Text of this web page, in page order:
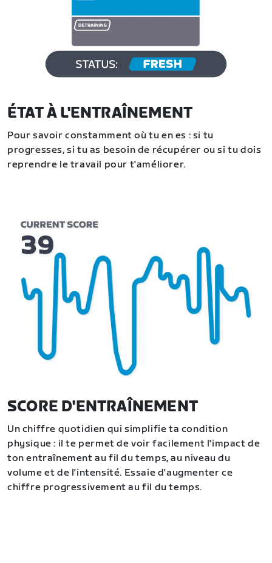
ÉTAT À L'ENTRAÎNEMENT
Pour savoir constamment où tu en es : si tu
progresses, si tu as besoin de récupérer ou si tu dois
reprendre le travail pour t'améliorer.
SCORE D'ENTRAÎNEMENT
Un chiffre quotidien qui simplifie ta condition
physique : il te permet de voir facilement l'impact de
ton entraînement au fil du temps, au niveau du
volume et de l'intensité. Essaie d'augmenter ce
chiffre progressivement au fil du temps.